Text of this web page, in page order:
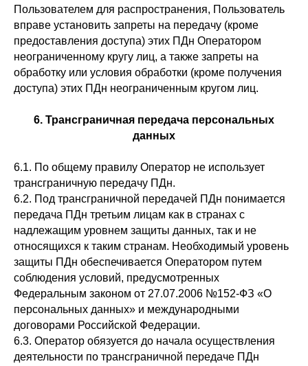
Пользователем для распространения, Пользователь
вправе установить запреты на передачу (кроме
предоставления доступа) этих ПДн Оператором
неограниченному кругу лиц, а также запреты на
обработку или условия обработки (кроме получения
доступа) этих ПДн неограниченным кругом лиц.
6. Трансграничная передача персональных
данных
6.1. По общему правилу Оператор не использует
трансграничную передачу ПДн.
6.2. Под трансграничной передачей ПДн понимается
передача ПДн третьим лицам как в странах с
надлежащим уровнем защиты данных, так и не
относящихся к таким странам. Необходимый уровень
защиты ПДн обеспечивается Оператором путем
соблюдения условий, предусмотренных
Федеральным законом от 27.07.2006 №152-ФЗ «О
персональных данных» и международными
договорами Российской Федерации.
6.3. Оператор обязуется до начала осуществления
деятельности по трансграничной передаче ПДн